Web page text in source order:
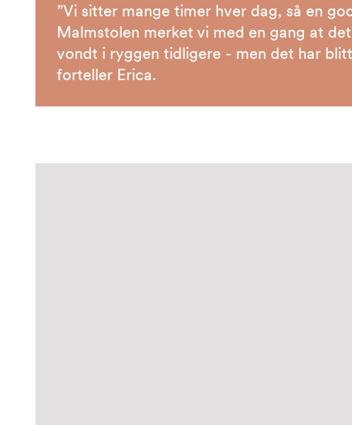
”Vi sitter mange timer hver dag, så en
Malmstolen merket vi med en gang at
vondt i ryggen tidligere - men det har
forteller Erica.